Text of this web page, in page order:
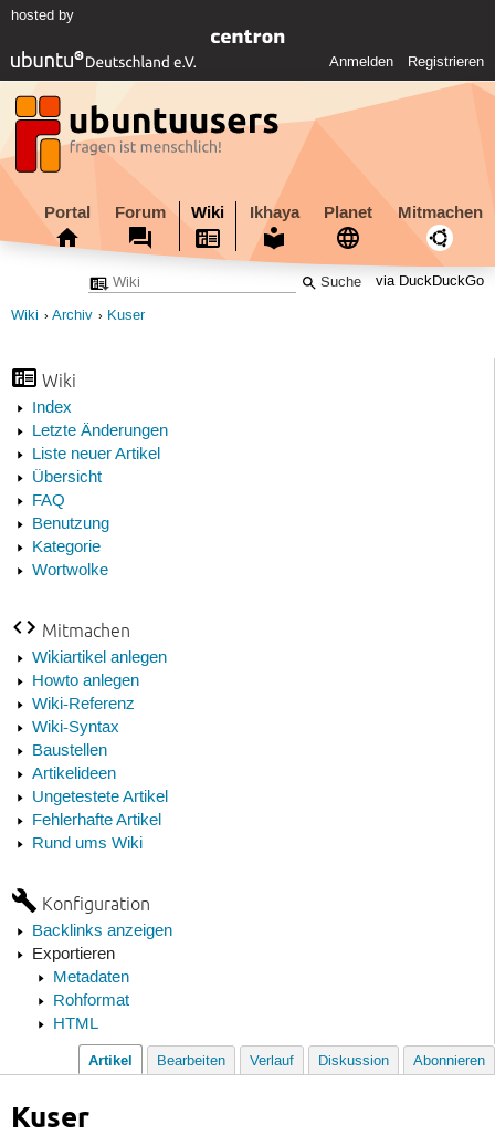
hosted by
Anmelden Registrieren
Portal Forum Wiki Ikhaya Planet Mitmachen
via DuckDuckGo
Wiki Archiv Kuser
Wiki
Index
Letzte Änderungen
Liste neuer Artikel
Übersicht
FAQ
Benutzung
Kategorie
Wortwolke
Mitmachen
Wikiartikel anlegen
Howto anlegen
Wiki-Referenz
Wiki-Syntax
Baustellen
Artikelideen
Ungetestete Artikel
Fehlerhafte Artikel
Rund ums Wiki
Konfiguration
Backlinks anzeigen
Exportieren
Metadaten
Rohformat
HTML
Artikel Bearbeiten Verlauf Diskussion Abonnieren
Kuser